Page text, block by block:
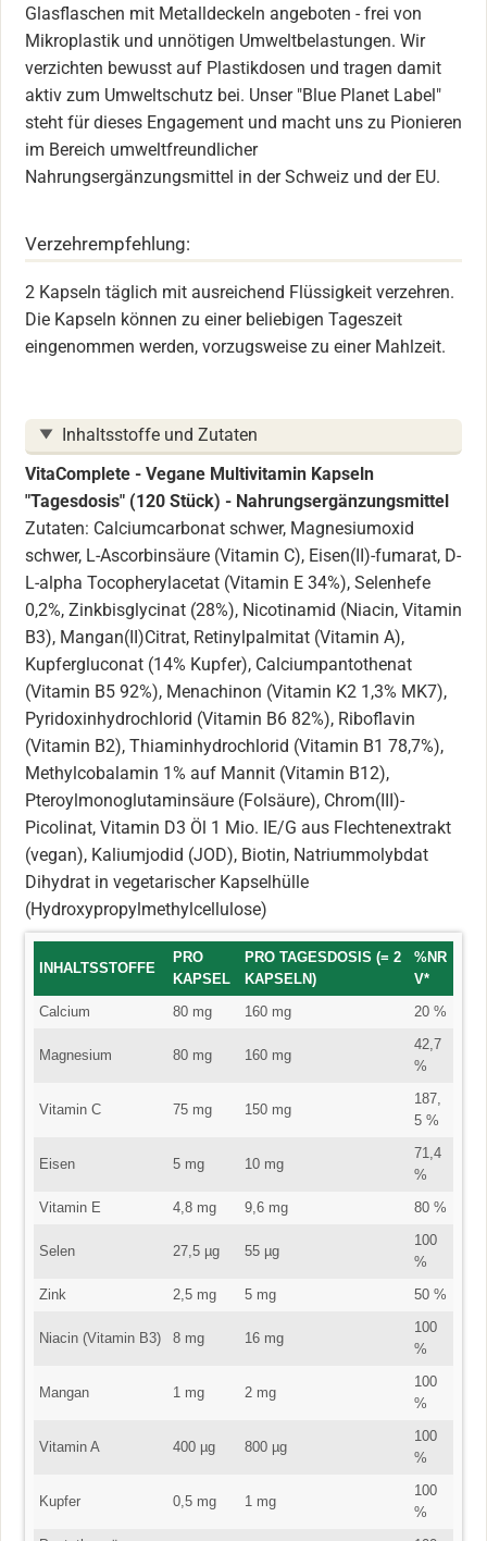
Glasflaschen mit Metalldeckeln angeboten - frei von
Mikroplastik und unnötigen Umweltbelastungen. Wir
verzichten bewusst auf Plastikdosen und tragen damit
aktiv zum Umweltschutz bei. Unser "Blue Planet Label"
steht für dieses Engagement und macht uns zu Pionieren
im Bereich umweltfreundlicher
Nahrungsergänzungsmittel in der Schweiz und der EU.
Verzehrempfehlung:
2 Kapseln täglich mit ausreichend Flüssigkeit verzehren.
Die Kapseln können zu einer beliebigen Tageszeit
eingenommen werden, vorzugsweise zu einer Mahlzeit.
Inhaltsstoffe und Zutaten
VitaComplete - Vegane Multivitamin Kapseln
"Tagesdosis" (120 Stück) - Nahrungsergänzungsmittel
Zutaten: Calciumcarbonat schwer, Magnesiumoxid
schwer, L-Ascorbinsäure (Vitamin C), Eisen(II)-fumarat, D-
L-alpha Tocopherylacetat (Vitamin E 34%), Selenhefe
0,2%, Zinkbisglycinat (28%), Nicotinamid (Niacin, Vitamin
B3), Mangan(II)Citrat, Retinylpalmitat (Vitamin A),
Kupfergluconat (14% Kupfer), Calciumpantothenat
(Vitamin B5 92%), Menachinon (Vitamin K2 1,3% MK7),
Pyridoxinhydrochlorid (Vitamin B6 82%), Riboflavin
(Vitamin B2), Thiaminhydrochlorid (Vitamin B1 78,7%),
Methylcobalamin 1% auf Mannit (Vitamin B12),
Pteroylmonoglutaminsäure (Folsäure), Chrom(III)-
Picolinat, Vitamin D3 Öl 1 Mio. IE/G aus Flechtenextrakt
(vegan), Kaliumjodid (JOD), Biotin, Natriummolybdat
Dihydrat in vegetarischer Kapselhülle
(Hydroxypropylmethylcellulose)
INHALTSSTOFFE
PRO
KAPSEL
PRO TAGESDOSIS (= 2
KAPSELN)
%NR
V*
Calcium
80 mg 160 mg 20 %
Magnesium 80 mg 160 mg
42,7
%
Vitamin C 75 mg 150 mg
187,
5 %
Eisen 5 mg 10 mg
71,4
%
Vitamin E
4,8 mg 9,6 mg 80 %
Selen 27,5 µg 55 µg
100
%
Zink
2,5 mg 5 mg 50 %
Niacin (Vitamin B3) 8 mg 16 mg
100
%
Mangan 1 mg 2 mg
100
%
Vitamin A 400 µg 800 µg
100
%
Kupfer 0,5 mg 1 mg
100
%